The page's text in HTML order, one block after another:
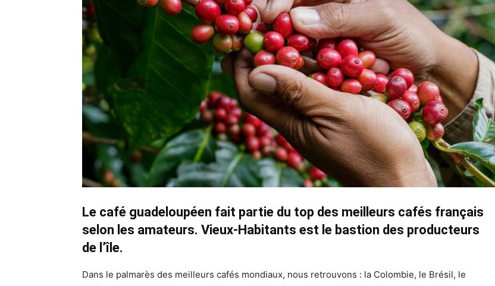
Le café guadeloupéen fait partie du top des meilleurs cafés français
selon les amateurs. Vieux-Habitants est le bastion des producteurs
de l’île.
Dans le palmarès des meilleurs cafés mondiaux, nous retrouvons : la Colombie, le Brésil, le